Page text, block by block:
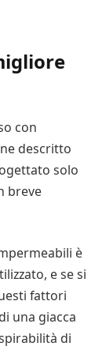
con
descritto
solo
breve
è
e se si
fattori
una giacca
di